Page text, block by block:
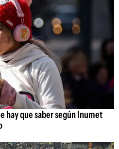
hay que saber según Inumet